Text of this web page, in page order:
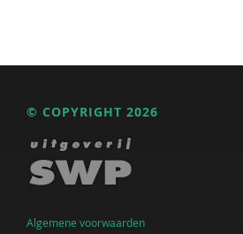
© COPYRIGHT 2026
Algemene voorwaarden